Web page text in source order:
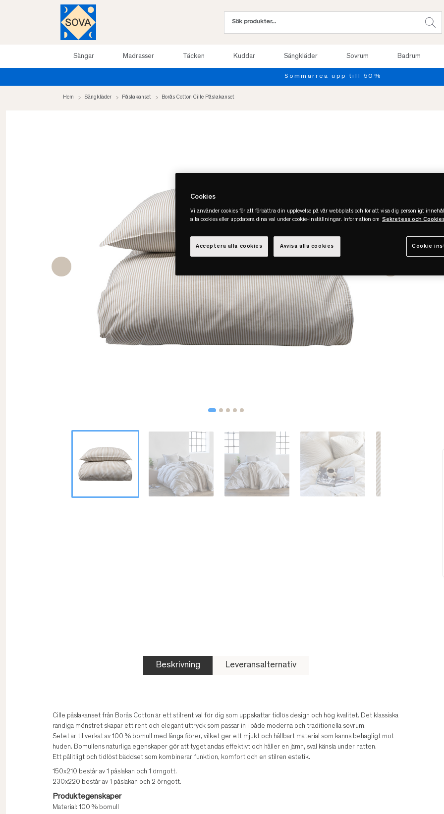
Sängar Madrasser Täcken Kuddar Sängkläder Sovrum Badrum
Hem Sängkläder Påslakanset Borås Cotton Cille Påslakanset
Beskrivning Leveransalternativ
Cille påslakanset från Borås Cotton är ett stilrent val för dig som uppskattar tidlös design och hög kvalitet. Det klassiska
randiga mönstret skapar ett rent och elegant uttryck som passar in i både moderna och traditionella sovrum.
Setet är tillverkat av 100 % bomull med långa fibrer, vilket ger ett mjukt och hållbart material som känns behagligt mot
huden. Bomullens naturliga egenskaper gör att tyget andas effektivt och håller en jämn, sval känsla under natten.
Ett pålitligt och tidlöst bäddset som kombinerar funktion, komfort och en stilren estetik.
150x210 består av 1 påslakan och 1 örngott.
230x220 består av 1 påslakan och 2 örngott.
Produktegenskaper
Material: 100 % bomull
Cookies
Vi använder cookies för att förbättra din upplevelse på vår webbplats och för att visa dig personligt
alla cookies eller uppdatera dina val under cookie-inställningar. Information om Sekretess och
Cookie
Avvisa alla cookies
Acceptera alla cookies